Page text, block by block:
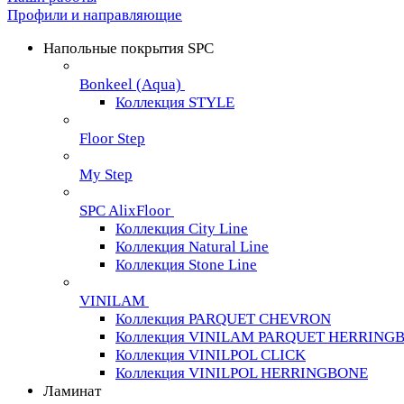
Профили и направляющие
Напольные покрытия SPC
Bonkeel (Aqua)
Коллекция STYLE
Floor Step
My Step
SPC AlixFloor
Коллекция City Line
Коллекция Natural Line
Коллекция Stone Line
VINILAM
Коллекция PARQUET CHEVRON
Коллекция VINILAM PARQUET
Коллекция VINILPOL CLICK
Коллекция VINILPOL HERRINGBONE
Ламинат